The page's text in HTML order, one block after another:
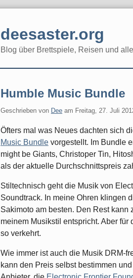
deesaster.org
Blog über Brettspiele, Reisen und
Humble Music Bundle
Geschrieben von Dee am Freitag, 27. Juli
Öfters mal was Neues dachten sich
Music Bundle vorgestellt. Im Bundle
might be Giants, Christoper Tin,
als der aktuelle Durchschnittspreis
Stiltechnisch geht die Musik von
Soundtrack. In meine Ohren klingen
Sakimoto am besten. Den Rest
meinem Musikstil entspricht. Aber
so verkehrt.
Wie immer ist auch die Musik DRM-
kann den Preis selbst bestimmen